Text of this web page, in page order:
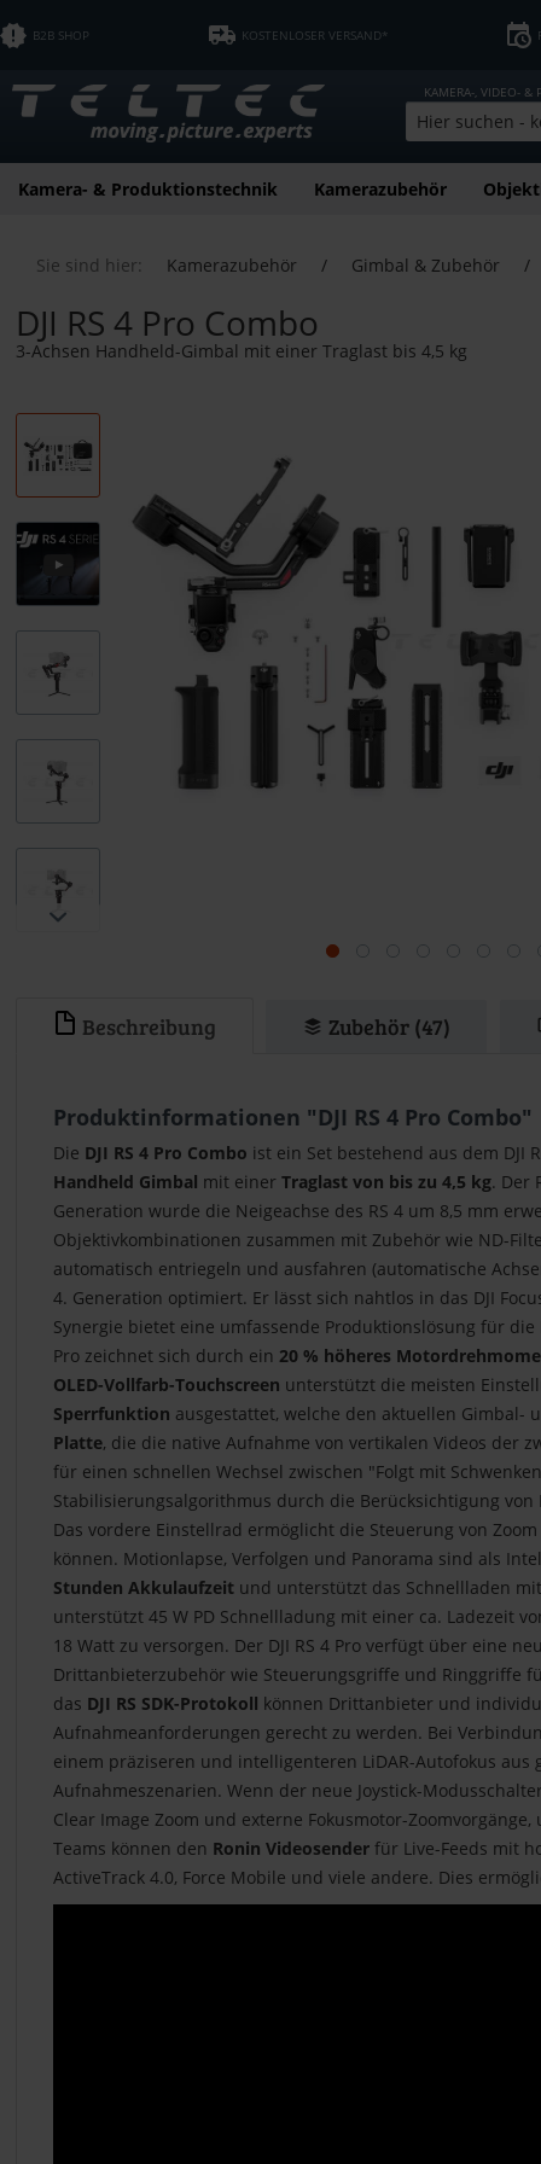
B2B SHOP KOSTENLOSER VERSAND*
KAMERA-, VIDEO- &
Kamera- & Produktionstechnik Kamerazubehör
Sie sind hier: Kamerazubehör / Gimbal & Zubehör /
DJI RS 4 Pro Combo
3-Achsen Handheld-Gimbal mit einer Traglast bis 4,5 kg
Beschreibung Zubehör (47)
Produktinformationen "DJI RS 4 Pro Combo"
Die DJI RS 4 Pro Combo ist ein Set bestehend aus dem DJI
Handheld Gimbal mit einer Traglast von bis zu 4,5 kg. Der
Generation wurde die Neigeachse des RS 4 um 8,5 mm
Objektivkombinationen zusammen mit Zubehör wie ND-
automatisch entriegeln und ausfahren (automatische
4. Generation optimiert. Er lässt sich nahtlos in das DJI
Synergie bietet eine umfassende Produktionslösung für
Pro zeichnet sich durch ein 20 % höheres
OLED-Vollfarb-Touchscreen unterstützt die meisten
Sperrfunktion ausgestattet, welche den aktuellen Gimbal-
Platte, die die native Aufnahme von vertikalen Videos der
für einen schnellen Wechsel zwischen "Folgt mit
Stabilisierungsalgorithmus durch die Berücksichtigung
Das vordere Einstellrad ermöglicht die Steuerung von
können. Motionlapse, Verfolgen und Panorama sind als
Stunden Akkulaufzeit und unterstützt das Schnellladen
unterstützt 45 W PD Schnellladung mit einer ca. Ladezeit
18 Watt zu versorgen. Der DJI RS 4 Pro verfügt über eine
Drittanbieterzubehör wie Steuerungsgriffe und Ringgriffe
das DJI RS SDK-Protokoll können Drittanbieter und
Aufnahmeanforderungen gerecht zu werden. Bei
einem präziseren und intelligenteren LiDAR-Autofokus
Aufnahmeszenarien. Wenn der neue Joystick-
Clear Image Zoom und externe Fokusmotor-
Teams können den Ronin Videosender für Live-Feeds mit
ActiveTrack 4.0, Force Mobile und viele andere. Dies